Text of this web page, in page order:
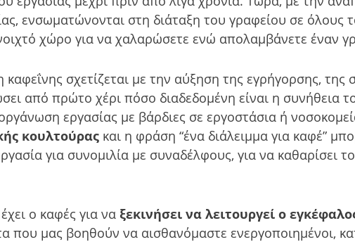
ενσωματώνονται στη διάταξη του γραφείου σε όλους
χώρο για να χαλαρώσετε ενώ απολαμβάνετε έναν
σχετίζεται με την αύξηση της εγρήγορσης, της
από πρώτο χέρι πόσο διαδεδομένη είναι η συνήθεια
εργασίας με βάρδιες σε εργοστάσια ή
κουλτούρας και η φράση “ένα διάλειμμα για καφέ”
για συνομιλία με συναδέλφους, για να καθαρίσει
ο καφές για να ξεκινήσει να λειτουργεί ο
που μας βοηθούν να αισθανόμαστε ενεργοποιημένοι,